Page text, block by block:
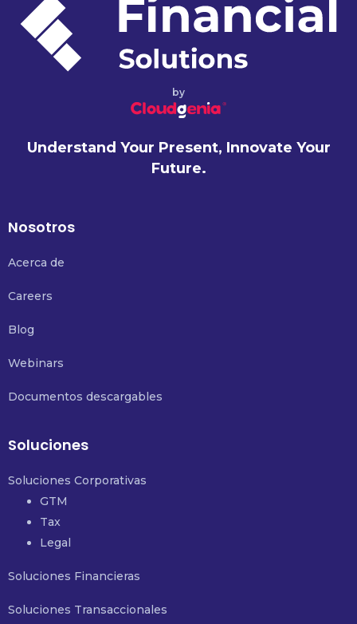
by
Understand Your Present, Innovate Your
Future.
Nosotros
Acerca de
Careers
Blog
Webinars
Documentos descargables
Soluciones
Soluciones Corporativas
GTM
Tax
Legal
Soluciones Financieras
Soluciones Transaccionales